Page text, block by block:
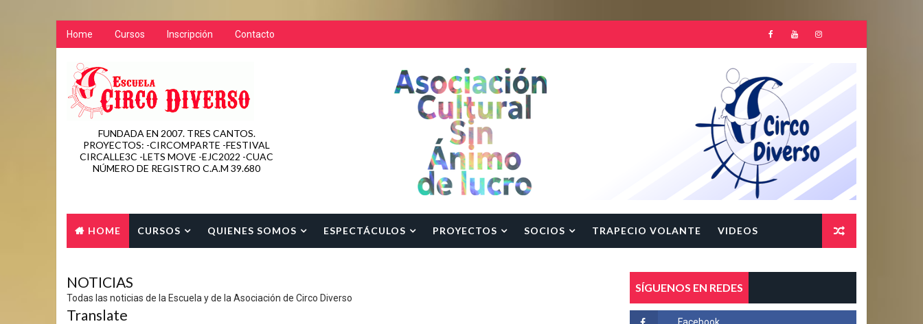
Home Cursos Inscripción Contacto
FUNDADA EN 2007. TRES CANTOS.
PROYECTOS: -CIRCOMPARTE -FESTIVAL
CIRCALLE3C -LETS MOVE -EJC2022 -CUAC
NÚMERO DE REGISTRO C.A.M 39.680
HOME CURSOS QUIENES SOMOS ESPECTÁCULOS PROYECTOS SOCIOS TRAPECIO VOLANTE VIDEOS
NOTICIAS
Todas las noticias de la Escuela y de la Asociación de Circo Diverso
Translate
SÍGUENOS EN REDES